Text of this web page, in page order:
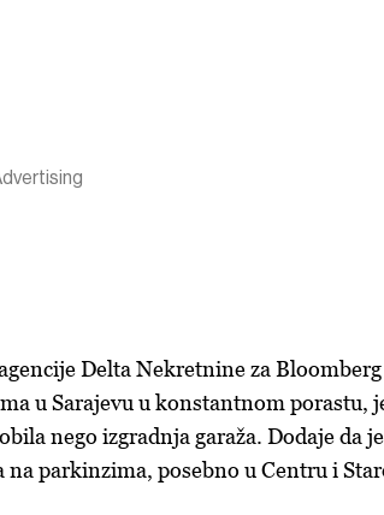
Delta Nekretnine za Bloomberg
u Sarajevu u konstantnom porastu,
nego izgradnja garaža. Dodaje da
parkinzima, posebno u Centru i